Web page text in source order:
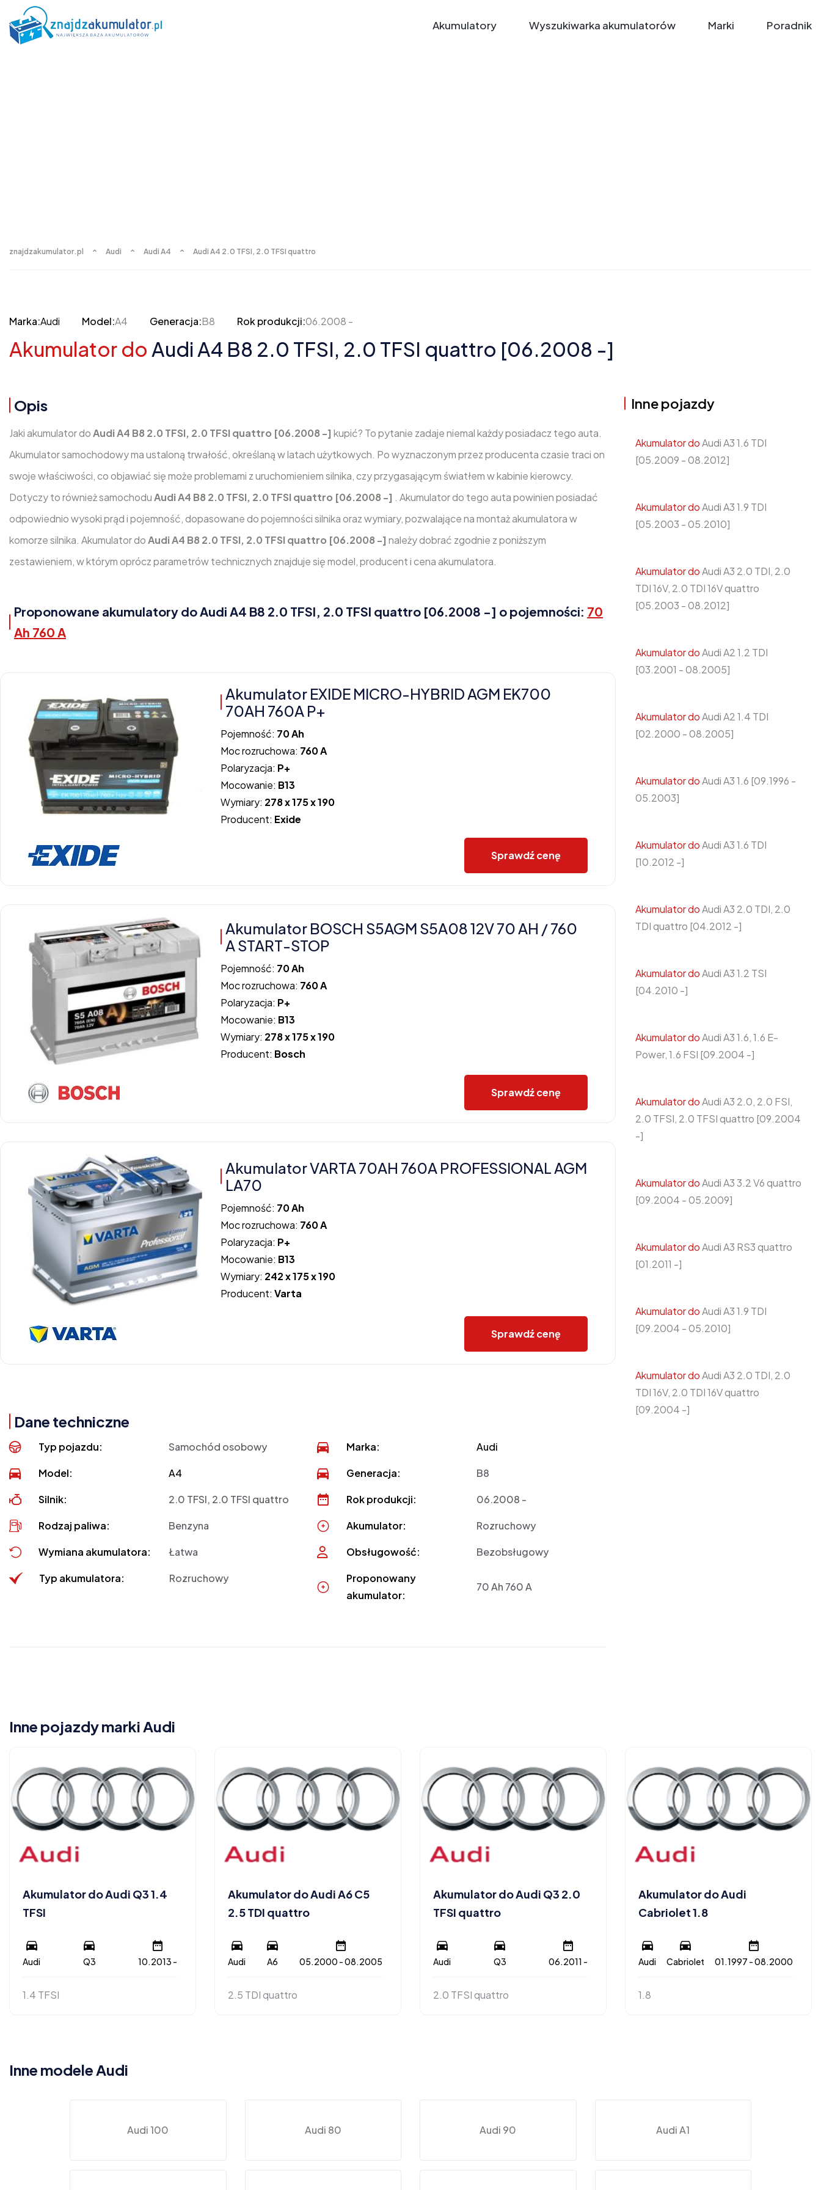
Akumulatory Wyszukiwarka akumulatorów Marki Poradnik
znajdzakumulator.pl Audi Audi A4 Audi A4 2.0 TFSI, 2.0 TFSI quattro
Marka:Audi Model:A4 Generacja:B8 Rok produkcji:06.2008 -
Akumulator do Audi A4 B8 2.0 TFSI, 2.0 TFSI quattro [06.2008 -]
Opis
Jaki akumulator doAudi A4 B8 2.0 TFSI, 2.0 TFSI quattro [06.2008 -] kupić? To pytanie zadaje niemal każdy posiadacz tego auta.
Akumulator samochodowy ma ustaloną trwałość, określaną w latach użytkowych. Po wyznaczonym przez producenta czasie traci on
swoje właściwości, co objawiać się może problemami z uruchomieniem silnika, czy przygasającym światłem w kabinie kierowcy.
Dotyczy to również samochoduAudi A4 B8 2.0 TFSI, 2.0 TFSI quattro [06.2008 -] . Akumulator do tego auta powinien posiadać
odpowiednio wysoki prąd i pojemność, dopasowane do pojemności silnika oraz wymiary, pozwalające na montaż akumulatora w
komorze silnika. Akumulator doAudi A4 B8 2.0 TFSI, 2.0 TFSI quattro [06.2008 -] należy dobrać zgodnie z poniższym
zestawieniem, w którym oprócz parametrów technicznych znajduje się model, producent i cena akumulatora.
Proponowane akumulatory do Audi A4 B8 2.0 TFSI, 2.0 TFSI quattro [06.2008 -] o pojemności: 70
Ah 760 A
Akumulator EXIDE MICRO-HYBRID AGM EK700
70AH 760A P+
Pojemność: 70 Ah
Moc rozruchowa: 760 A
Polaryzacja: P+
Mocowanie: B13
Wymiary: 278 x 175 x 190
Producent: Exide
Sprawdź cenę
Akumulator BOSCH S5AGM S5A08 12V 70 AH / 760
A START-STOP
Pojemność: 70 Ah
Moc rozruchowa: 760 A
Polaryzacja: P+
Mocowanie: B13
Wymiary: 278 x 175 x 190
Producent: Bosch
Sprawdź cenę
Akumulator VARTA 70AH 760A PROFESSIONAL AGM
LA70
Pojemność: 70 Ah
Moc rozruchowa: 760 A
Polaryzacja: P+
Mocowanie: B13
Wymiary: 242 x 175 x 190
Producent:Varta
Sprawdź cenę
Dane techniczne
Typ pojazdu: Samochód osobowy Marka: Audi
Model: A4 Generacja: B8
Silnik: 2.0 TFSI, 2.0 TFSI quattro Rok produkcji: 06.2008 -
Rodzaj paliwa: Benzyna Akumulator: Rozruchowy
Wymiana akumulatora: Łatwa Obsługowość: Bezobsługowy
Typ akumulatora: Rozruchowy
Proponowany
akumulator:
70 Ah 760 A
Inne pojazdy
Akumulator doAudi A3 1.6 TDI
[05.2009 - 08.2012]
Akumulator doAudi A3 1.9 TDI
[05.2003 - 05.2010]
Akumulator doAudi A3 2.0 TDI, 2.0
TDI 16V, 2.0 TDI 16V quattro
[05.2003 - 08.2012]
Akumulator doAudi A2 1.2 TDI
[03.2001 - 08.2005]
Akumulator doAudi A2 1.4 TDI
[02.2000 - 08.2005]
Akumulator doAudi A3 1.6 [09.1996 -
05.2003]
Akumulator doAudi A3 1.6 TDI
[10.2012 -]
Akumulator doAudi A3 2.0 TDI, 2.0
TDI quattro [04.2012 -]
Akumulator doAudi A3 1.2 TSI
[04.2010 -]
Akumulator doAudi A3 1.6, 1.6 E-
Power, 1.6 FSI [09.2004 -]
Akumulator doAudi A3 2.0, 2.0 FSI,
2.0 TFSI, 2.0 TFSI quattro [09.2004
-]
Akumulator doAudi A3 3.2 V6 quattro
[09.2004 - 05.2009]
Akumulator doAudi A3 RS3 quattro
[01.2011 -]
Akumulator doAudi A3 1.9 TDI
[09.2004 - 05.2010]
Akumulator doAudi A3 2.0 TDI, 2.0
TDI 16V, 2.0 TDI 16V quattro
[09.2004 -]
Inne pojazdy marki Audi
Akumulator do Audi Q3 1.4
TFSI
Audi Q3 10.2013 -
1.4 TFSI
Akumulator do Audi A6 C5
2.5 TDI quattro
Audi A6 05.2000 - 08.2005
2.5 TDI quattro
Akumulator do Audi Q3 2.0
TFSI quattro
Audi Q3 06.2011 -
2.0 TFSI quattro
Akumulator do Audi
Cabriolet 1.8
Audi Cabriolet 01.1997 - 08.2000
1.8
Inne modele Audi
Audi 100 Audi 80 Audi 90 Audi A1